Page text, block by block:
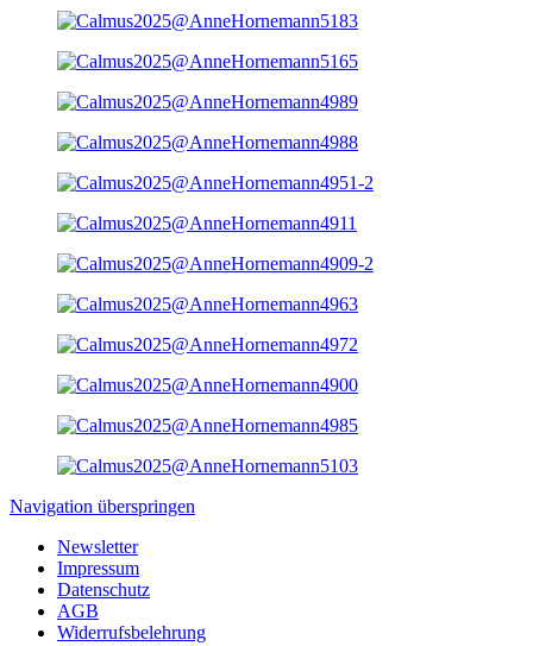
Navigation überspringen
Newsletter
Impressum
Datenschutz
AGB
Widerrufsbelehrung